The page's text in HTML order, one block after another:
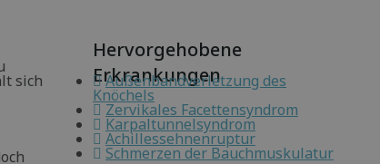
sich
Hervorgehobene
Erkrankungen
Außenbandverletzung des
Knöchels
Zervikales Facettensyndrom
Karpaltunnelsyndrom
Achillessehnenruptur
Schmerzen der Bauchmuskulatur